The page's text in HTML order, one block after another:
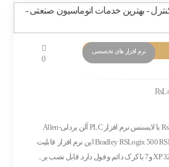
نرم افزار های تخصصی
0
نرم افزار RsLogix 500 v8.40 با لایسنس نرم افزار PLC آلن بردلی-Allen
Bradley RSLogix 500 RSLogix 500 Pro RSLinx Pro این نرم افزار قابلیت